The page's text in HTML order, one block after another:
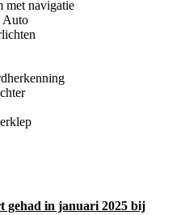
met navigatie
Auto
gehad in januari 2025 bij